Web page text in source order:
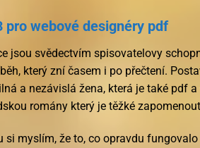
pro webové designéry pdf
jsou svědectvím spisovatelovy
který zní časem i po přečtení.
a nezávislá žena, která je také pdf
romány který je těžké
si myslím, že to, co opravdu